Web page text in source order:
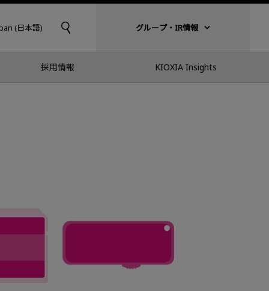
(日本語) グループ・IR情報
採用情報 KIOXIA Insights